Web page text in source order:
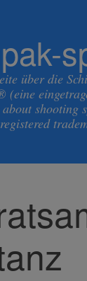
über die
(eine
shooting